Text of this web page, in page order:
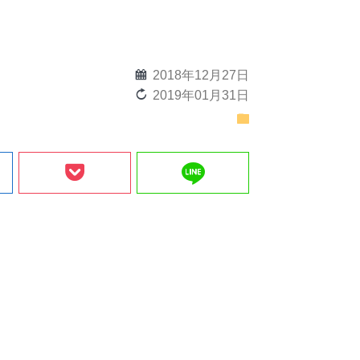
calendar 2018年12月27日
reload 2019年01月31日
folder
line